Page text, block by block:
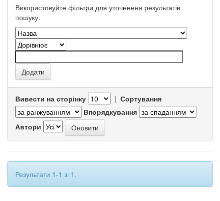
Використовуйте фільтри для уточнення результатів
пошуку.
Вивести на сторінку | Сортування
Впорядкування
Автори
Результати 1-1 зі 1.